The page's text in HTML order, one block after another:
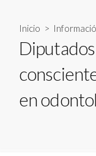
Inicio >
en